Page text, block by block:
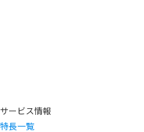
サービス情報
特長一覧